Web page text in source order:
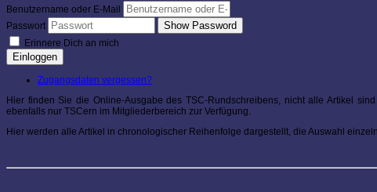
Benutzername oder E-Mail
Passwort
Show Password
Erinnere Dich an mich
Einloggen
Zugangsdaten vergessen?
Hier finden Sie die Online-Ausgabe des TSC-Rundschreibens, nicht alle Artikel
ebenfalls nur TSCern im Mitgliederbereich zur Verfügung.
Hier werden alle Artikel in chronologischer Reihenfolge dargestellt, die Auswahl